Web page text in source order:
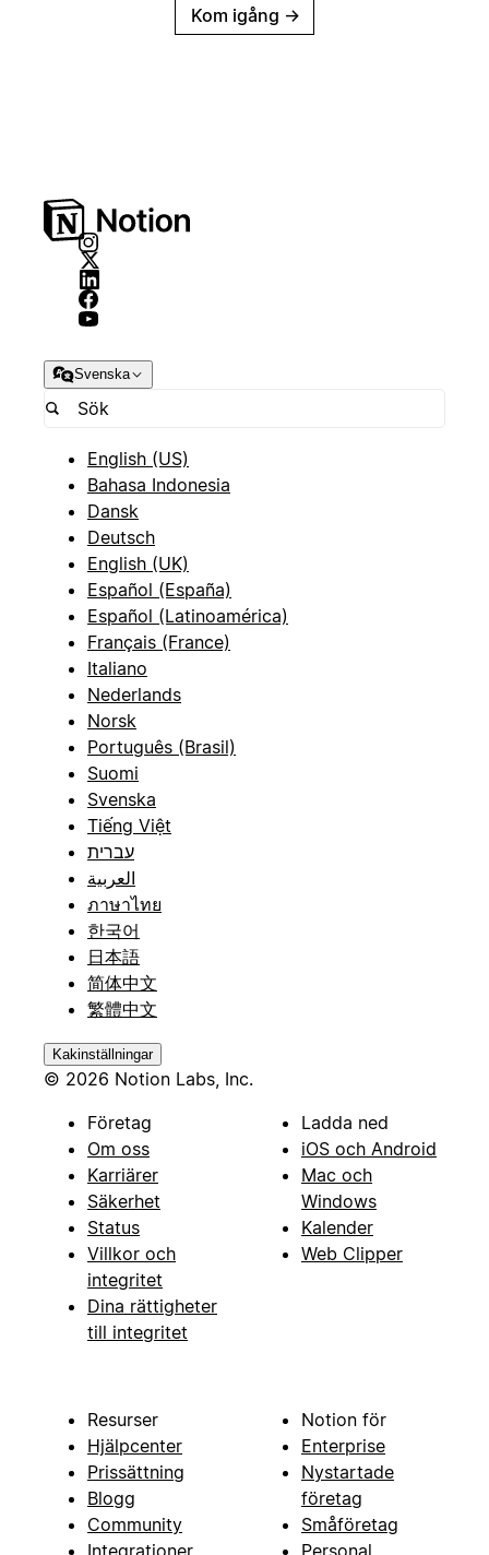
Kom igång →
Svenska
English (US)
Bahasa Indonesia
Dansk
Deutsch
English (UK)
Español (España)
Español (Latinoamérica)
Français (France)
Italiano
Nederlands
Norsk
Português (Brasil)
Suomi
Svenska
Tiếng Việt
עברית
العربية
ภาษาไทย
한국어
日本語
简体中文
繁體中文
Kakinställningar
© 2026 Notion Labs, Inc.
Företag
Om oss
Karriärer
Säkerhet
Status
Villkor och
integritet
Dina rättigheter
till integritet
Ladda ned
iOS och Android
Mac och
Windows
Kalender
Web Clipper
Resurser
Hjälpcenter
Prissättning
Blogg
Community
Notion för
Enterprise
Nystartade
företag
Småföretag